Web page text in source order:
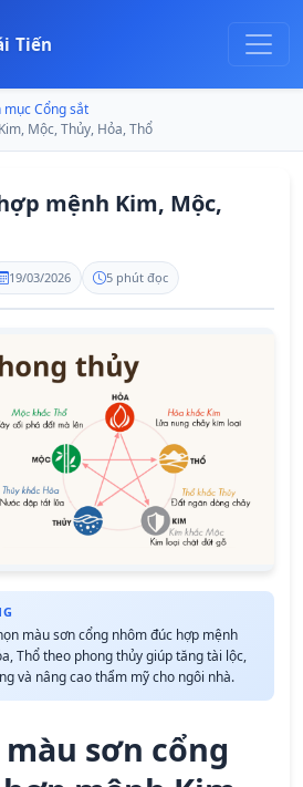
Tiến
mục Cổng sắt
Mộc, Thủy, Hỏa, Thổ
mệnh Kim, Mộc,
19/03/2026 5 phút đọc
màu sơn cổng nhôm đúc hợp mệnh
Thổ theo phong thủy giúp tăng tài lộc,
và nâng cao thẩm mỹ cho ngôi nhà.
sơn cổng